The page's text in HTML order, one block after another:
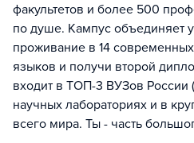
факультетов и более 500
по душе. Кампус объединяет
проживание в 14
языков и получи второй
входит в ТОП-3 ВУЗов России
научных лабораториях и в
всего мира. Ты - часть